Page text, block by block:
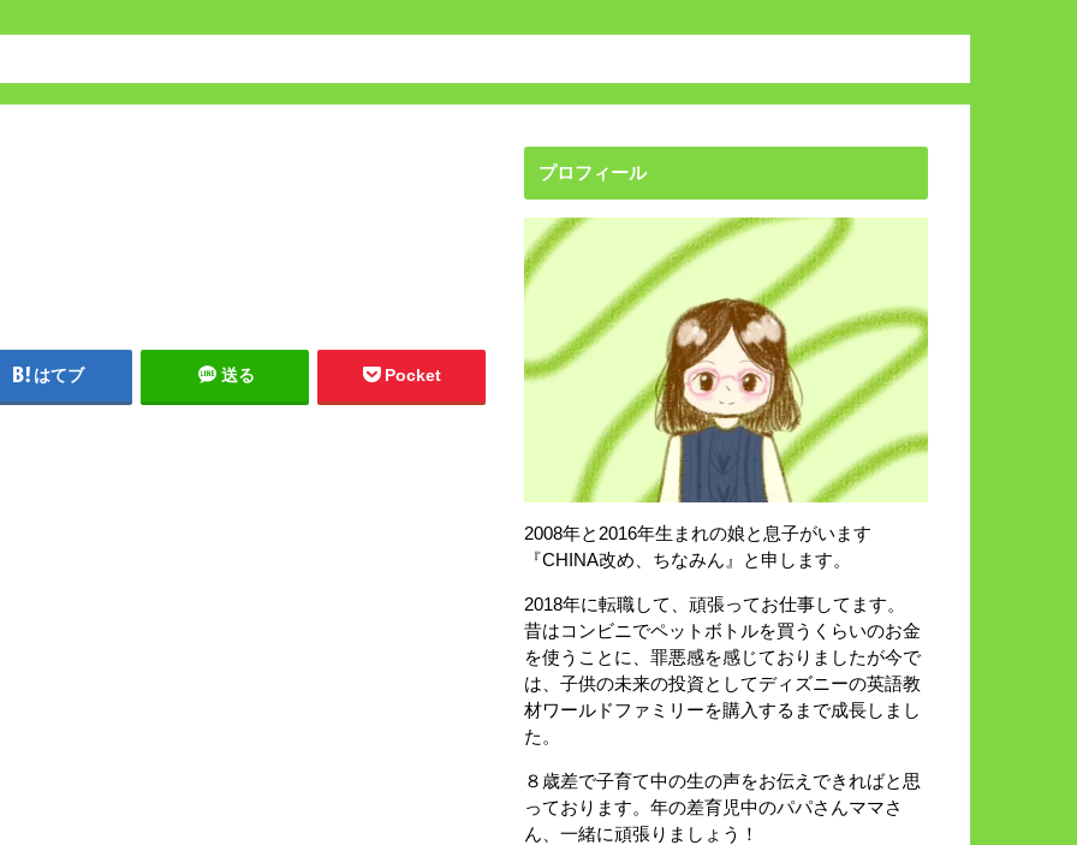
保育園・幼稚園の転園方法
はてブ 送る Pocket
プロフィール
2008年と2016年生まれの娘と息子がいます
『CHINA改め、ちなみん』と申します。
2018年に転職して、頑張ってお仕事してます。
昔はコンビニでペットボトルを買うくらいのお金
を使うことに、罪悪感を感じておりましたが今で
は、子供の未来の投資としてディズニーの英語教
材ワールドファミリーを購入するまで成長しまし
た。
８歳差で子育て中の生の声をお伝えできればと思
っております。年の差育児中のパパさんママさ
ん、一緒に頑張りましょう！